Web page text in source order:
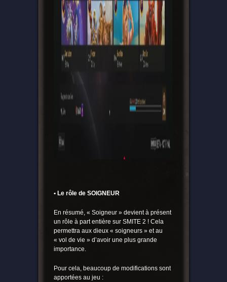
• Le rôle de SOIGNEUR
En résumé, « Soigneur » devient à présent
un rôle à part entière sur SMITE 2 ! Cela
permettra aux dieux « soigneurs » et au
« vol de vie » d’avoir une plus grande
importance.
Pour cela, beaucoup de modifications sont
apportées au jeu :